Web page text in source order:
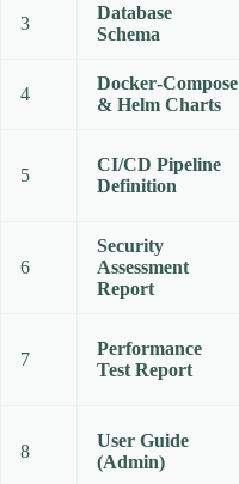
3
Database
Schema
4
Docker‑Compose
& Helm Charts
5
CI/CD Pipeline
Definition
6
Security
Assessment
Report
7
Performance
Test Report
8
User Guide
(Admin)